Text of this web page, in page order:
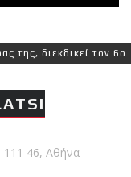
διεκδικεί τον 6ο
111 46, Αθήνα